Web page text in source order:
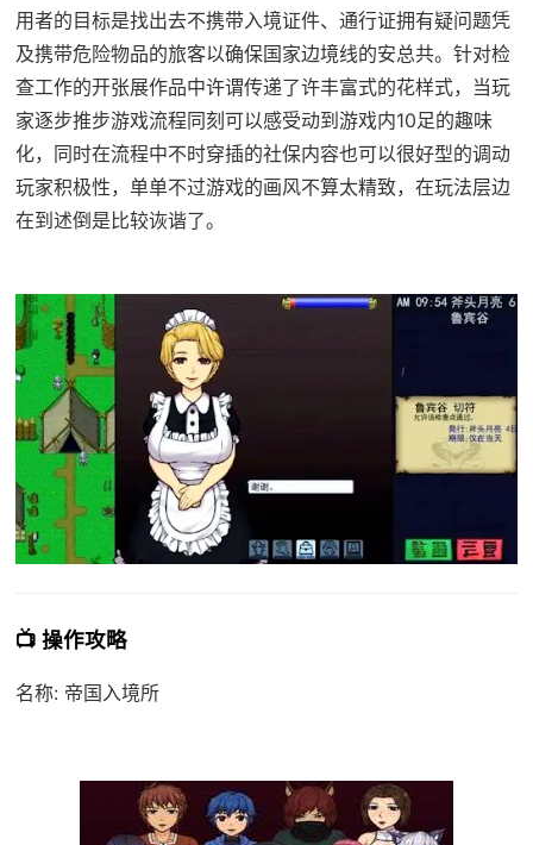
用者的目标是找出去不携带入境证件、通行证拥有疑问题凭
及携带危险物品的旅客以确保国家边境线的安总共。针对检
查工作的开张展作品中许谓传递了许丰富式的花样式，当玩
家逐步推步游戏流程同刻可以感受动到游戏内10足的趣味
化，同时在流程中不时穿插的社保内容也可以很好型的调动
玩家积极性，单单不过游戏的画风不算太精致，在玩法层边
在到述倒是比较诙谐了。
📺 操作攻略
名称: 帝国入境所